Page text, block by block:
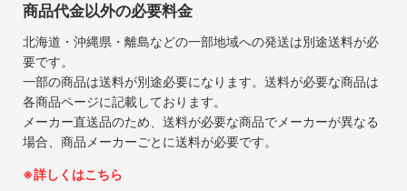
商品代金以外の必要料金
北海道・沖縄県・離島などの一部地域への発送は別途送料が必
要です。
一部の商品は送料が別途必要になります。送料が必要な商品は
各商品ページに記載しております。
メーカー直送品のため、送料が必要な商品でメーカーが異なる
場合、商品メーカーごとに送料が必要です。
※詳しくはこちら